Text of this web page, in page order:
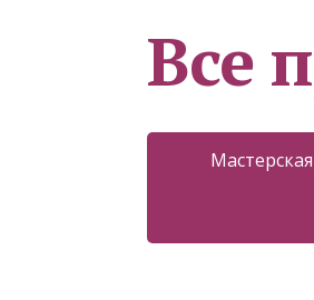
Все
Мастерская